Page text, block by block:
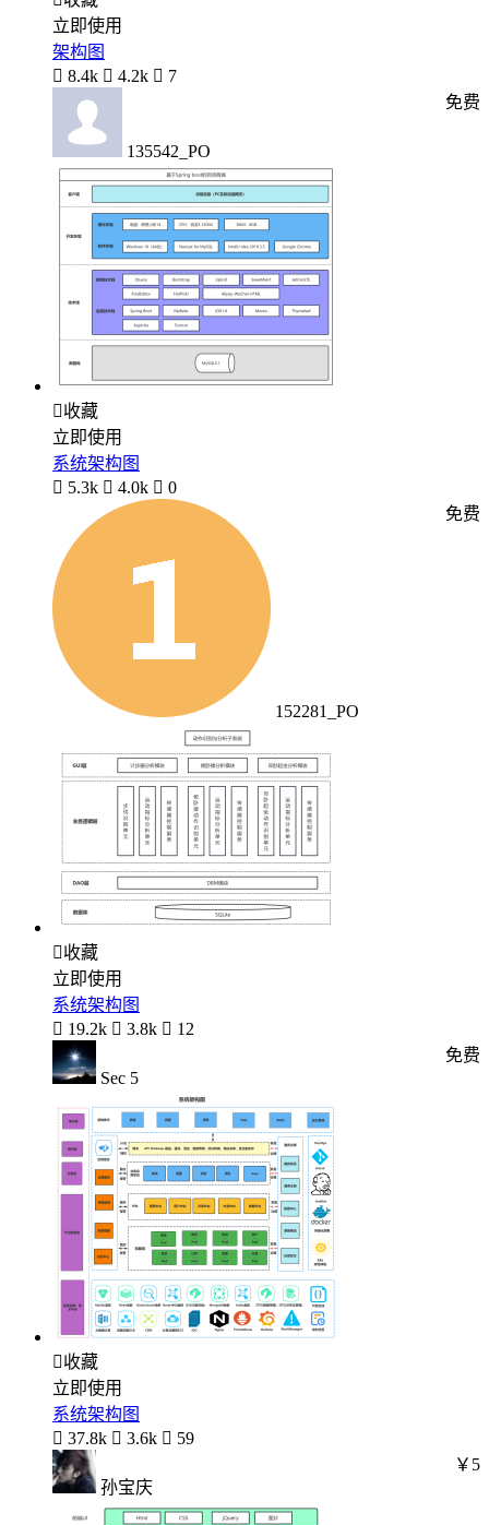
立即使用
架构图
 8.4k  4.2k  7
135542_PO
免费
收藏
立即使用
系统架构图
 5.3k  4.0k  0
152281_PO
免费
收藏
立即使用
系统架构图
 19.2k  3.8k  12
Sec 5
免费
收藏
立即使用
系统架构图
 37.8k  3.6k  59
孙宝庆
￥5